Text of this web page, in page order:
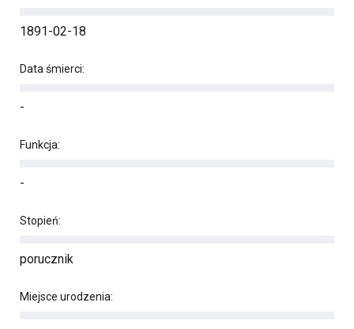
1891-02-18
Data śmierci:
-
Funkcja:
-
Stopień:
porucznik
Miejsce urodzenia: